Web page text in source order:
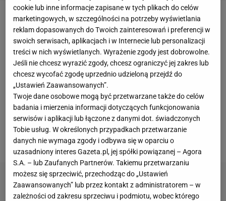
WielkiMeczGortat Team vs NATO Team to
emocjonujące wydarzenie, które łączy sport z
charytatywnym celem. W tym roku organizatorzy
przygotowali wiele atrakcji zarówno dla młodszych,
jak i starszych fanów. Po raz kolejny, przed
rozpoczęciem meczu, od godz. 12, odbędzie się
wystawa sprzętu wojskowego przed Atlas Areną, a
ulicą Piotrkowską przejedzie parada drużyny Gortat
Team, dając możliwość zobaczenia gwiazd z bliska.
cookie lub inne informacje zapisane w tych plikach do celów
marketingowych, w szczególności na potrzeby wyświetlania
reklam dopasowanych do Twoich zainteresowań i preferencji w
swoich serwisach, aplikacjach i w Internecie lub personalizacji
treści w nich wyświetlanych. Wyrażenie zgody jest dobrowolne.
Jeśli nie chcesz wyrazić zgody, chcesz ograniczyć jej zakres lub
chcesz wycofać zgodę uprzednio udzieloną przejdź do
„Ustawień Zaawansowanych”.
Twoje dane osobowe mogą być przetwarzane także do celów
badania i mierzenia informacji dotyczących funkcjonowania
serwisów i aplikacji lub łączone z danymi dot. świadczonych
Tobie usług. W określonych przypadkach przetwarzanie
danych nie wymaga zgody i odbywa się w oparciu o
uzasadniony interes Gazeta.pl, jej spółki powiązanej – Agora
S.A. – lub Zaufanych Partnerów. Takiemu przetwarzaniu
możesz się sprzeciwić, przechodząc do „Ustawień
Zaawansowanych” lub przez kontakt z administratorem – w
zależności od zakresu sprzeciwu i podmiotu, wobec którego